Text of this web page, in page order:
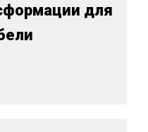
для